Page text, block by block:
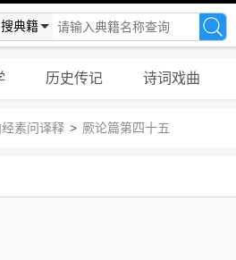
搜典籍
历史传记 诗词戏曲
素问译释 > 厥论篇第四十五